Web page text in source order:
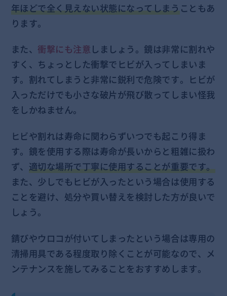
年ほどで全く見えない状態になってしまうこともあ
ります。
また、 衝撃にも注意しましょう。鏡は非常に割れや
すく、ちょっとした衝撃でヒビが入ってしまいま
す。割れてしまうと非常に鋭利で危険です。ヒビが
入っただけでも小さな破片が飛び散ってしまい怪我
をしかねません。
ヒビや割れは寿命に関わらずいつでも起こり得ま
す。鏡を使用する際は寿命が長いからと粗雑に扱わ
ず、 適切な場所で丁寧に使用することが重要です。
また、少しでもヒビが入ったという場合は使用する
ことを避け、処分や買い替えを検討した方が良いで
しょう。
錆びやウロコが付いてしまったという場合は専用の
清掃用具である程度取り除くことが可能なので、メ
ンテナンスを施してみることをおすすめします。